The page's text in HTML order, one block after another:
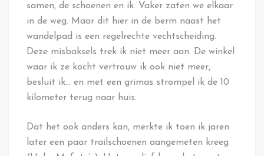
samen, de schoenen en ik. Vaker zaten we elkaar
in de weg. Maar dit hier in de berm naast het
wandelpad is een regelrechte vechtscheiding.
Deze misbaksels trek ik niet meer aan. De winkel
waar ik ze kocht vertrouw ik ook niet meer,
besluit ik… en met een grimas strompel ik de 10
kilometer terug naar huis.
Dat het ook anders kan, merkte ik toen ik jaren
later een paar trailschoenen aangemeten kreeg